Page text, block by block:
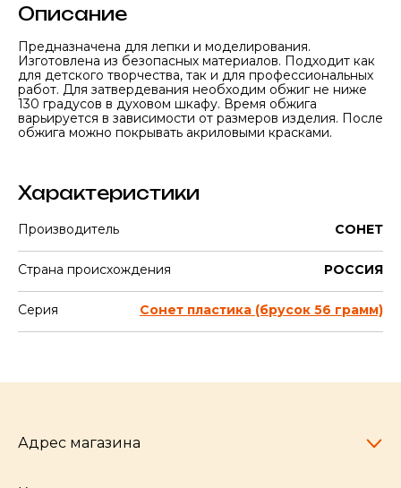
Описание
Предназначена для лепки и моделирования.
Изготовлена из безопасных материалов. Подходит как
для детского творчества, так и для профессиональных
работ. Для затвердевания необходим обжиг не ниже
130 градусов в духовом шкафу. Время обжига
варьируется в зависимости от размеров изделия. После
обжига можно покрывать акриловыми красками.
Характеристики
Производитель СОНЕТ
Страна происхождения РОССИЯ
Серия Сонет пластика (брусок 56 грамм)
Адрес магазина